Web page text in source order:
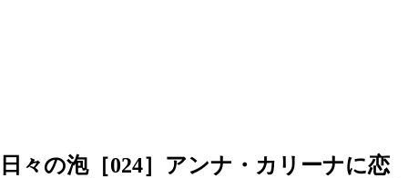
日々の泡［024］アンナ・カリーナに恋